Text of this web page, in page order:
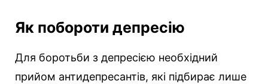
Як побороти депресію
Для боротьби з депресією необхідний
прийом антидепресантів, які підбирає лише